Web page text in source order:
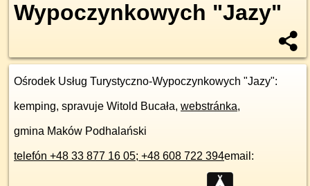
Wypoczynkowych "Jazy"
Ośrodek Usług Turystyczno-Wypoczynkowych "Jazy":
kemping, spravuje Witold Bucała, webstránka,
gmina Maków Podhalański
telefón +48 33 877 16 05; +48 608 722 394email: